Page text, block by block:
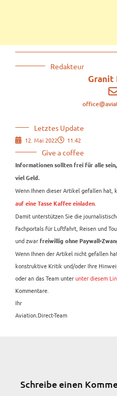
Redakteur
Granit
Letztes Update
12. Mai 2022 11:42
Give a coffee
Informationen sollten frei für alle
viel Geld.
Wenn Ihnen dieser Artikel gefallen hat,
auf eine Tasse Kaffee einladen
Damit unterstützen Sie die
Fachportals für Luftfahrt, Reisen und
und zwar freiwillig ohne Paywall-
Wenn Ihnen der Artikel nicht gefallen
konstruktive Kritik und/oder Ihre
oder an das Team unterunter diesem
Kommentare.
Ihr
Aviation.Direct-Team
Schreibe einen